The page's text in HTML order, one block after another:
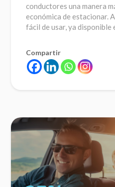
conductores una manera
económica de estacionar.
fácil de usar, ya disponible
Compartir